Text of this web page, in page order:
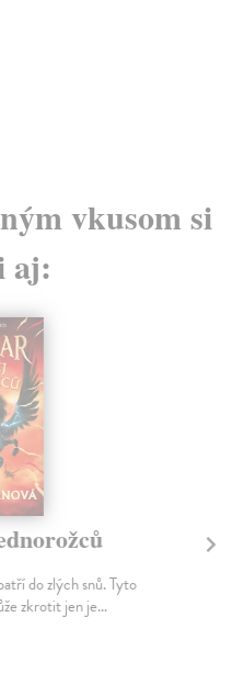
vkusom si
aj:
do zlých snů. Tyto
zkrotit jen je...